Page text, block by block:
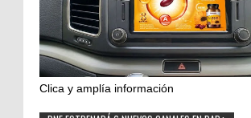
Clica y amplía información